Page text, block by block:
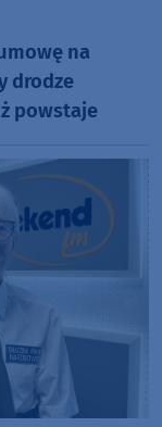
na
drodze
powstaje